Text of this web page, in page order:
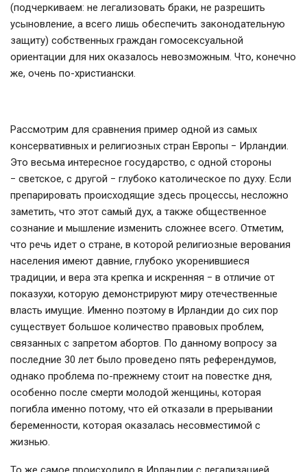
(подчеркиваем: не легализовать браки, не разрешить
усыновление, а всего лишь обеспечить законодательную
защиту) собственных граждан гомосексуальной
ориентации для них оказалось невозможным. Что, конечно
же, очень по-христиански.
Рассмотрим для сравнения пример одной из самых
консервативных и религиозных стран Европы − Ирландии.
Это весьма интересное государство, с одной стороны
− светское, с другой − глубоко католическое по духу. Если
препарировать происходящие здесь процессы, несложно
заметить, что этот самый дух, а также общественное
сознание и мышление изменить сложнее всего. Отметим,
что речь идет о стране, в которой религиозные верования
населения имеют давние, глубоко укоренившиеся
традиции, и вера эта крепка и искренняя − в отличие от
показухи, которую демонстрируют миру отечественные
власть имущие. Именно поэтому в Ирландии до сих пор
существует большое количество правовых проблем,
связанных с запретом абортов. По данному вопросу за
последние 30 лет было проведено пять референдумов,
однако проблема по-прежнему стоит на повестке дня,
особенно после смерти молодой женщины, которая
погибла именно потому, что ей отказали в прерывании
беременности, которая оказалась несовместимой с
жизнью.